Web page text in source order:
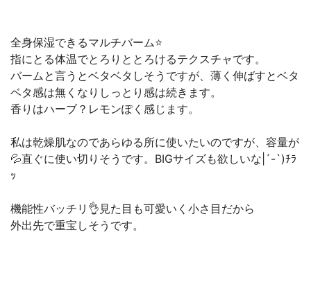
全身保湿できるマルチバーム⭐️
指にとる体温でとろりととろけるテクスチャです。
バームと言うとベタベタしそうですが、薄く伸ばすとベタ
ベタ感は無くなりしっとり感は続きます。
香りはハーブ？レモンぽく感じます。
私は乾燥肌なのであらゆる所に使いたいのですが、容量が
💦直ぐに使い切りそうです。BIGサイズも欲しいな|´-`)ﾁﾗ
ｯ
機能性バッチリ👌見た目も可愛いく小さ目だから
外出先で重宝しそうです。